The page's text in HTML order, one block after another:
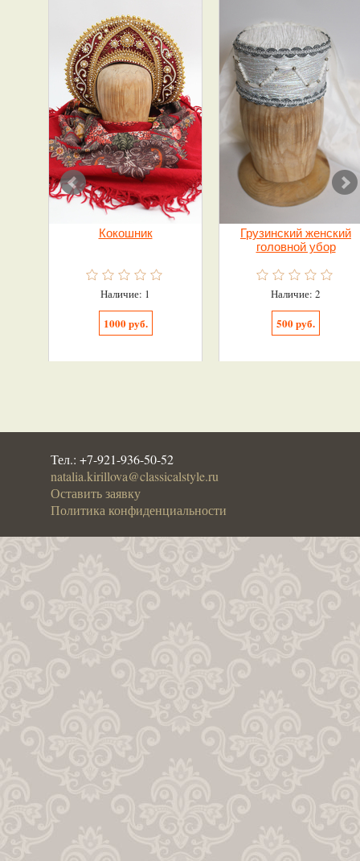
Кокошник
Наличие: 1
1000 руб.
Грузинский женский
головной убор
Наличие: 2
500 руб.
Тел.: +7-921-936-50-52
natalia.kirillova@classicalstyle.ru
Оставить заявку
Политика конфиденциальности